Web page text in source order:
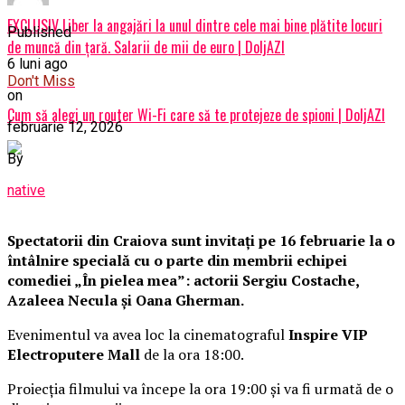
EXCLUSIV Liber la angajări la unul dintre cele mai bine plătite locuri
de muncă din țară. Salarii de mii de euro | DoljAZI
Don't Miss
Cum să alegi un router Wi-Fi care să te protejeze de spioni | DoljAZI
Published
6 luni ago
on
februarie 12, 2026
By
native
Spectatorii din Craiova sunt invitați pe 16 februarie la o
întâlnire specială cu o parte din membrii echipei
comediei „În pielea mea”: actorii Sergiu Costache,
Azaleea Necula și Oana Gherman.
Evenimentul va avea loc la cinematografulInspire VIP
Electroputere Mall de la ora 18:00.
Proiecția filmului va începe la ora 19:00 și va fi urmată de o